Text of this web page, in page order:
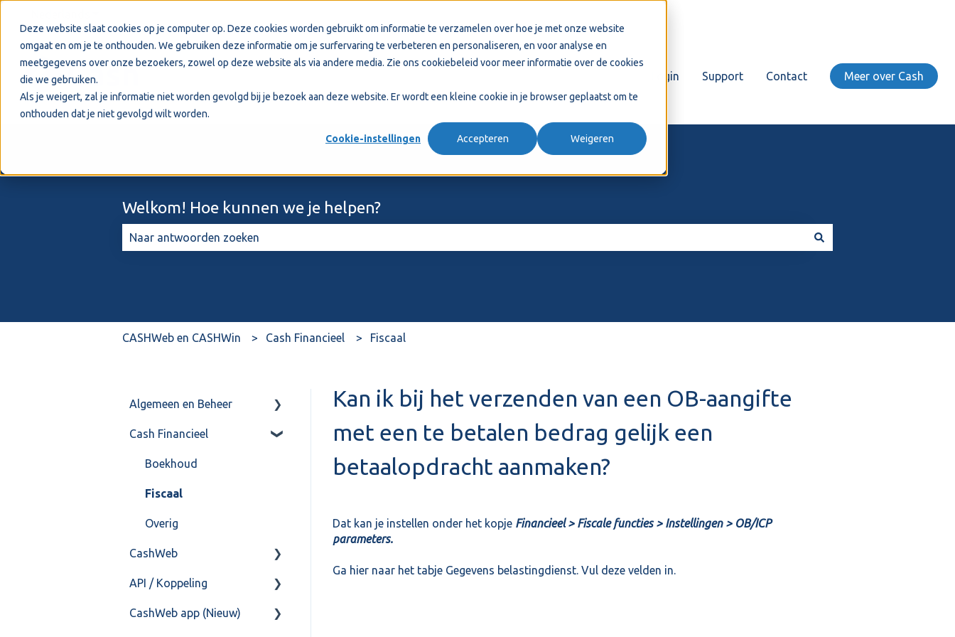
Deze website slaat cookies op je computer op. Deze cookies worden gebruikt om informatie te verzamelen over hoe je met onze website
omgaat en om je te onthouden. We gebruiken deze informatie om je surfervaring te verbeteren en personaliseren, en voor analyse en
meetgegevens over onze bezoekers, zowel op deze website als via andere media. Zie ons cookiebeleid voor meer informatie over de cookies
die we gebruiken.
Als je weigert, zal je informatie niet worden gevolgd bij je bezoek aan deze website. Er wordt een kleine cookie in je browser geplaatst om te
onthouden dat je niet gevolgd wilt worden.
Cookie-instellingen Accepteren Weigeren
Login Support Contact Meer over Cash
Welkom! Hoe kunnen we je helpen?
CASHWeb en CASHWin Cash Financieel Fiscaal
Kan ik bij het verzenden van een OB-aangifte
met een te betalen bedrag gelijk een
betaalopdracht aanmaken?
Dat kan je instellen onder het kopje Financieel > Fiscale functies > Instellingen > OB/ICP
parameters.
Ga hier naar het tabje Gegevens belastingdienst. Vul deze velden in.
Algemeen en Beheer
Bank(koppeling)
Import/Export
Postbus
Training & Consultancy
Overig
Cash Financieel
Boekhoud
Fiscaal
Overig
CashWeb
CashHero Layout
Mailen vanuit CASHWeb
API / Koppeling
Algemeen
CashWeb app (Nieuw)